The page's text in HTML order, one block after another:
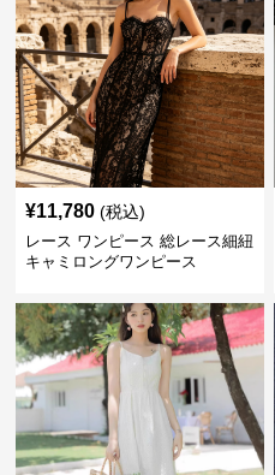
¥11,780 (税込)
レース ワンピース 総レース細紐
キャミロングワンピース